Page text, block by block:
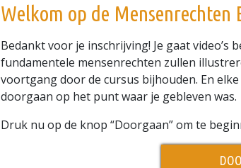
Welkom op de Mensenrechten
Bedankt voor je inschrijving! Je gaat video’s
fundamentele mensenrechten zullen
voortgang door de cursus bijhouden. En
doorgaan op het punt waar je gebleven was.
Druk nu op de knop “Doorgaan” om te
is
a
window.
The media could not be